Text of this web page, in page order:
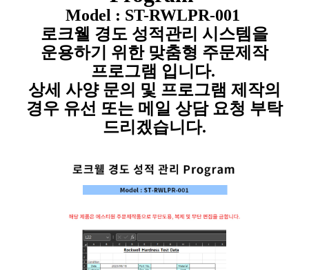
Model : ST-RWLPR-001
로크웰 경도 성적관리 시스템을
운용하기 위한 맞춤형 주문제작
프로그램 입니다.
상세 사양 문의 및 프로그램 제작의
경우 유선 또는 메일 상담 요청 부탁
드리겠습니다.